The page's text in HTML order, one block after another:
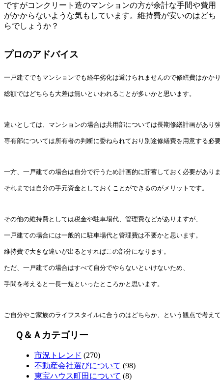
ですがコンクリート造のマンションの方が余計な手間や費用
がかからないような気もしています。維持費が安いのはどち
らでしょうか？
プロのアドバイス
一戸建てでもマンションでも経年劣化は避けられませんので修繕費はかか
総額ではどちらも大差は無いといわれることが多いかと思います。
違いとしては、マンションの場合は共用部については長期修繕計画があり
専有部については所有者の判断に委ねられており別途修繕費を用意する必
一方、一戸建ての場合は自分で行うため計画的に貯蓄しておく必要があり
それまでは自分の手元資金としておくことができるのがメリットです。
その他の維持費としては税金や駐車場代、管理費などがありますが、
一戸建ての場合には一般的に駐車場代と管理費は不要かと思います。
維持費で大きな違いが出るとすればこの部分になります。
ただ、一戸建ての場合はすべて自分でやらないといけないため、
手間を考えると一長一短といったところかと思います。
ご自分やご家族のライフスタイルに合うのはどちらか、という観点で考え
Ｑ＆Ａカテゴリー
市況トレンド (270)
不動産会社選びについて (98)
東宝ハウス町田について (8)